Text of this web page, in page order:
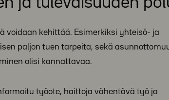
voidaan kehittää. Esimerkiksi yhteisö- ja
paljon tuen tarpeita, sekä
olisi kannattavaa.
työote, haittoja vähentävä työ ja